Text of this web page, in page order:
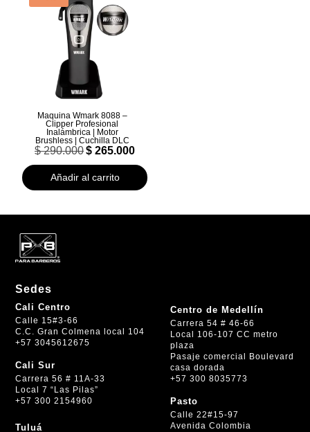
Maquina Wmark 8088 –
Clipper Profesional
Inalámbrica | Motor
Brushless | Cuchilla DLC
$290.000 El
precio
original
era:
$ 265.000
actual
$ 265.000.
Añadir al carrito
Sedes
Cali Centro
Calle 15#3-66
C.C. Gran Colmena local 104
+57 3045612675
Cali Sur
Carrera 56 # 11A-33
Local 7 “Las Pilas”
+57 300 2154960
Tuluá
Centro de Medellín
Carrera 54 # 46-66
Local 106-107 CC metro
plaza
Pasaje comercial Boulevard
casa dorada
+57 300 8035773
Pasto
Calle 22#15-97
Avenida Colombia